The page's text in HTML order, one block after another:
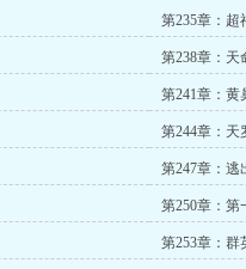
第235章：超
第238章：天
第241章：黄
第244章：天
第247章：逃
第250章：第
第253章：群